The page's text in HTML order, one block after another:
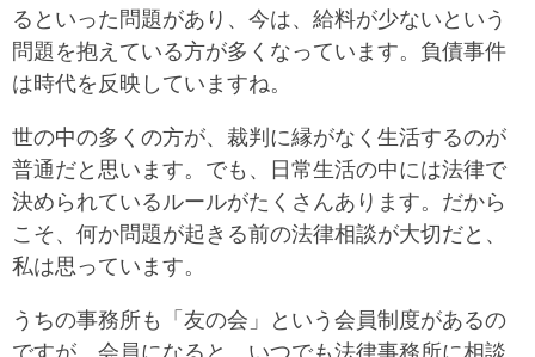
るといった問題があり、今は、給料が少ないという
問題を抱えている方が多くなっています。負債事件
は時代を反映していますね。
世の中の多くの方が、裁判に縁がなく生活するのが
普通だと思います。でも、日常生活の中には法律で
決められているルールがたくさんあります。だから
こそ、何か問題が起きる前の法律相談が大切だと、
私は思っています。
うちの事務所も「友の会」という会員制度があるの
ですが、会員になると、いつでも法律事務所に相談